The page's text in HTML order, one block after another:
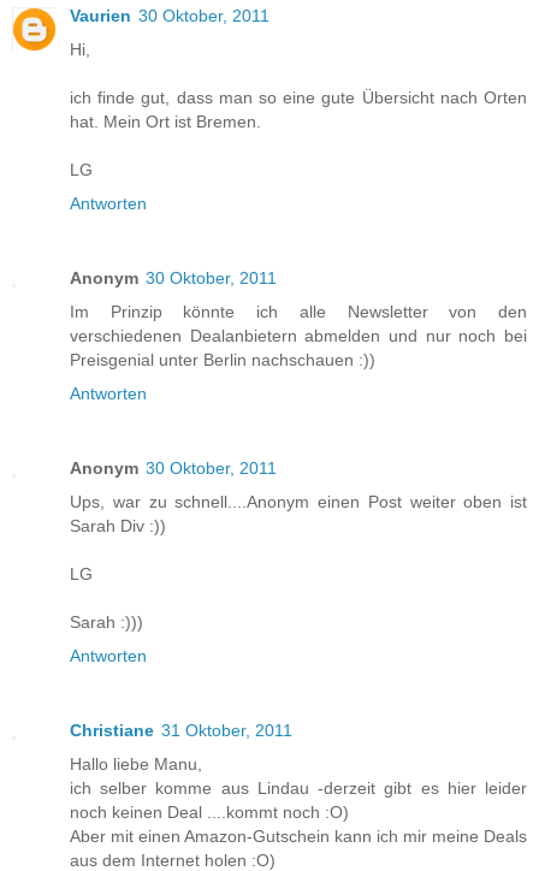
Vaurien 30 Oktober, 2011
Hi,
ich finde gut, dass man so eine gute Übersicht nach Orten
hat. Mein Ort ist Bremen.
LG
Antworten
Anonym 30 Oktober, 2011
Im Prinzip könnte ich alle Newsletter von den
verschiedenen Dealanbietern abmelden und nur noch bei
Preisgenial unter Berlin nachschauen :))
Antworten
Anonym 30 Oktober, 2011
Ups, war zu schnell....Anonym einen Post weiter oben ist
Sarah Div :))
LG
Sarah :)))
Antworten
Christiane 31 Oktober, 2011
Hallo liebe Manu,
ich selber komme aus Lindau -derzeit gibt es hier leider
noch keinen Deal ....kommt noch :O)
Aber mit einen Amazon-Gutschein kann ich mir meine Deals
aus dem Internet holen :O)